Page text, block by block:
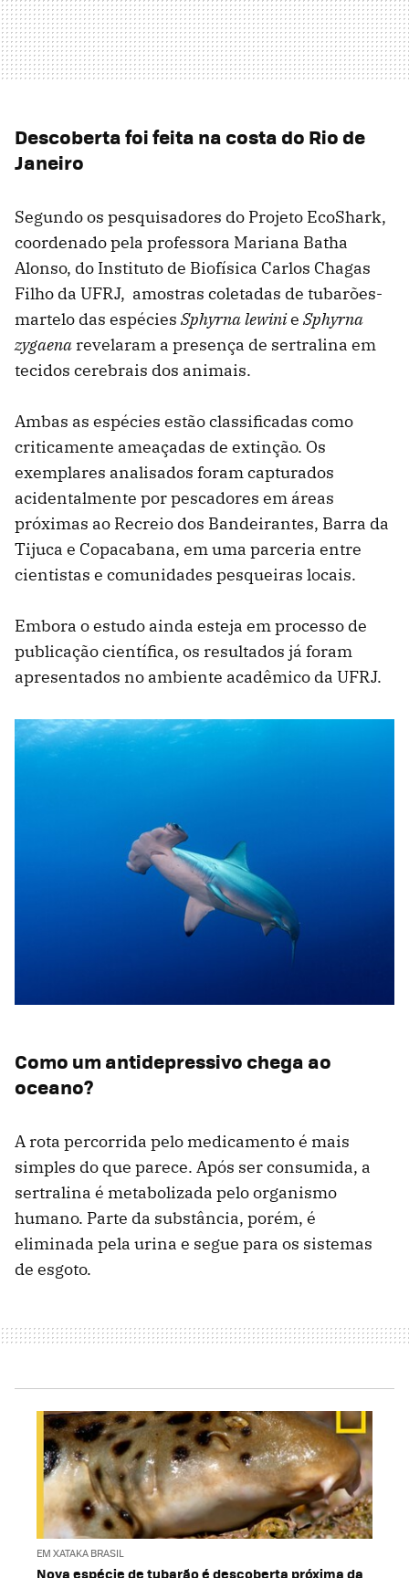
Descoberta foi feita na costa do Rio de
Janeiro
Segundo os pesquisadores do Projeto EcoShark,
coordenado pela professora Mariana Batha
Alonso, do Instituto de Biofísica Carlos Chagas
Filho da UFRJ, amostras coletadas de tubarões-
martelo das espécies Sphyrna lewinie Sphyrna
zygaena revelaram a presença de sertralina em
tecidos cerebrais dos animais.
Ambas as espécies estão classificadas como
criticamente ameaçadas de extinção. Os
exemplares analisados foram capturados
acidentalmente por pescadores em áreas
próximas ao Recreio dos Bandeirantes, Barra da
Tijuca e Copacabana, em uma parceria entre
cientistas e comunidades pesqueiras locais.
Embora o estudo ainda esteja em processo de
publicação científica, os resultados já foram
apresentados no ambiente acadêmico da UFRJ.
Como um antidepressivo chega ao
oceano?
A rota percorrida pelo medicamento é mais
simples do que parece. Após ser consumida, a
sertralina é metabolizada pelo organismo
humano. Parte da substância, porém, é
eliminada pela urina e segue para os sistemas
de esgoto.
EM XATAKA BRASIL
Nova espécie de tubarão é descoberta próxima da